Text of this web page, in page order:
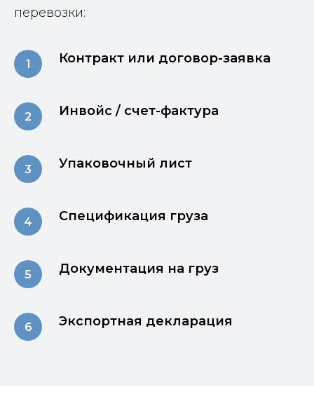
перевозки:
Контракт или договор-заявка
Инвойс / счет-фактура
Упаковочный лист
Спецификация груза
Документация на груз
Экспортная декларация